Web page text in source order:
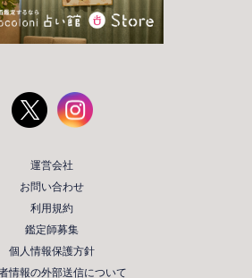
運営会社
お問い合わせ
利用規約
鑑定師募集
個人情報保護方針
情報の外部送信について